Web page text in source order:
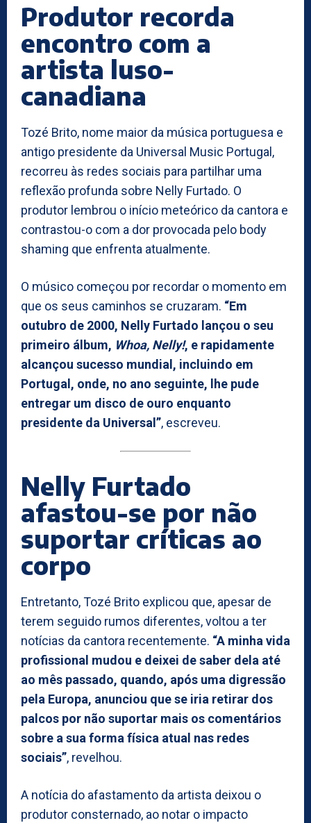
Produtor recorda
encontro com a
artista luso-
canadiana
Tozé Brito, nome maior da música portuguesa e
antigo presidente da Universal Music Portugal,
recorreu às redes sociais para partilhar uma
reflexão profunda sobre Nelly Furtado. O
produtor lembrou o início meteórico da cantora e
contrastou-o com a dor provocada pelo body
shaming que enfrenta atualmente.
O músico começou por recordar o momento em
que os seus caminhos se cruzaram. “Em
outubro de 2000, Nelly Furtado lançou o seu
primeiro álbum, Whoa, Nelly!, e rapidamente
alcançou sucesso mundial, incluindo em
Portugal, onde, no ano seguinte, lhe pude
entregar um disco de ouro enquanto
presidente da Universal”, escreveu.
Nelly Furtado
afastou-se por não
suportar críticas ao
corpo
Entretanto, Tozé Brito explicou que, apesar de
terem seguido rumos diferentes, voltou a ter
notícias da cantora recentemente. “A minha vida
profissional mudou e deixei de saber dela até
ao mês passado, quando, após uma digressão
pela Europa, anunciou que se iria retirar dos
palcos por não suportar mais os comentários
sobre a sua forma física atual nas redes
sociais”, revelhou.
A notícia do afastamento da artista deixou o
produtor consternado, ao notar o impacto